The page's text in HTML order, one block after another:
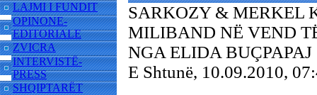
LAJMI I FUNDIT
OPINONE-
EDITORIALE
ZVICRA
INTERVISTË-
PRESS
SHQIPTARËT
SARKOZY & MERKEL
MILIBAND NË VEND
NGA ELIDA BUÇPAPAJ
E Shtunë, 10.09.2010,